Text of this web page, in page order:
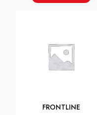
FRONTLINE